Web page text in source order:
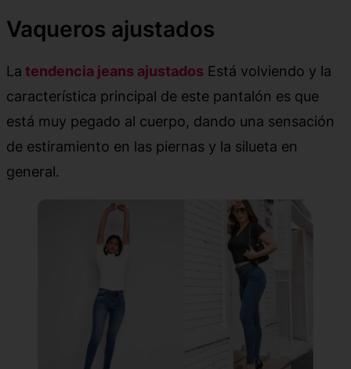
Vaqueros ajustados
La tendencia jeans ajustados Está volviendo y la
característica principal de este pantalón es que
está muy pegado al cuerpo, dando una sensación
de estiramiento en las piernas y la silueta en
general.